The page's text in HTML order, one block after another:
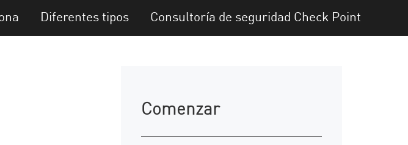
Diferentes tipos Consultoría de seguridad Check Point
Comenzar